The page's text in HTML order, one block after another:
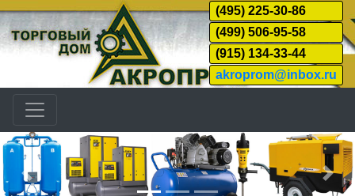
(495) 225-30-86
(499) 506-95-58
(915) 134-33-44
akroprom@inbox.ru
Назад